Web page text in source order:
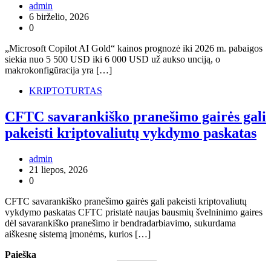
admin
6 birželio, 2026
0
„Microsoft Copilot AI Gold“ kainos prognozė iki 2026 m. pabaigos
siekia nuo 5 500 USD iki 6 000 USD už aukso unciją, o
makrokonfigūracija yra […]
KRIPTOTURTAS
CFTC savarankiško pranešimo gairės gali
pakeisti kriptovaliutų vykdymo paskatas
admin
21 liepos, 2026
0
CFTC savarankiško pranešimo gairės gali pakeisti kriptovaliutų
vykdymo paskatas CFTC pristatė naujas bausmių švelninimo gaires
dėl savarankiško pranešimo ir bendradarbiavimo, sukurdama
aiškesnę sistemą įmonėms, kurios […]
Paieška